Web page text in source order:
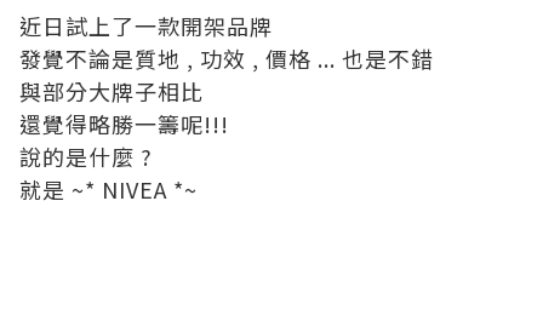
近日試上了一款開架品牌
發覺不論是質地 , 功效 , 價格 ... 也是不錯
與部分大牌子相比
還覺得略勝一籌呢!!!
說的是什麼 ?
就是 ~* NIVEA *~